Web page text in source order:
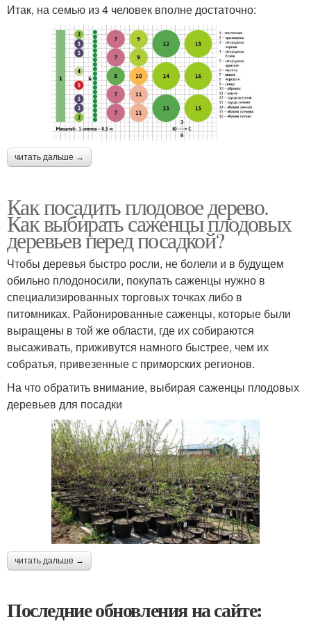
Итак, на семью из 4 человек вполне достаточно:
читать дальше →
Как посадить плодовое дерево.
Как выбирать саженцы плодовых
деревьев перед посадкой?
Чтобы деревья быстро росли, не болели и в будущем
обильно плодоносили, покупать саженцы нужно в
специализированных торговых точках либо в
питомниках. Районированные саженцы, которые были
выращены в той же области, где их собираются
высаживать, приживутся намного быстрее, чем их
собратья, привезенные с приморских регионов.
На что обратить внимание, выбирая саженцы плодовых
деревьев для посадки
читать дальше →
Последние обновления на сайте: